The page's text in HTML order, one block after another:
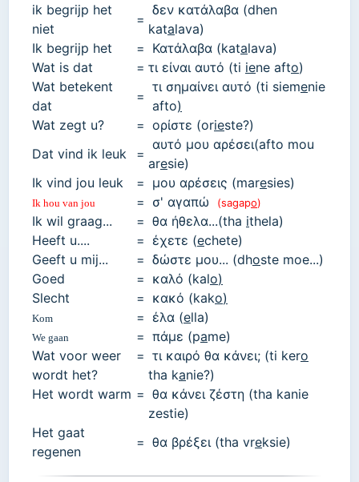
ik begrijp het
niet
=
δεν κατάλαβα (dhen
katalava)
Ik begrijp het
= Κατάλαβα (katalava)
Wat is dat
= τι είναι αυτό (ti iene afto)
Wat betekent
dat
=
τι σημαίνει αυτό (ti siemenie
afto)
Wat zegt u?
= ορίστε (orieste?)
Dat vind ik leuk
=
αυτό μου αρέσει(afto mou
aresie)
Ik vind jou leuk
= μου αρέσεις (maresies)
Ik hou van jou = σ' αγαπώ (sagapo)
Ik wil graag... = θα ήθελα...(tha ithela)
Heeft u....
= έχετε (echete)
Geeft u mij...
= δώστε μου... (dhoste moe...)
Goed
= καλό (kalo)
Slecht
= κακό (kako)
Kom = έλα (ella)
We gaan = πάμε (pame)
Wat voor weer
wordt het?
= τι καιρό θα κάνει; (ti kero
tha kanie?)
Het wordt warm = θα κάνει ζέστη (tha kanie
zestie)
Het gaat
regenen
= θα βρέξει (tha vreksie)